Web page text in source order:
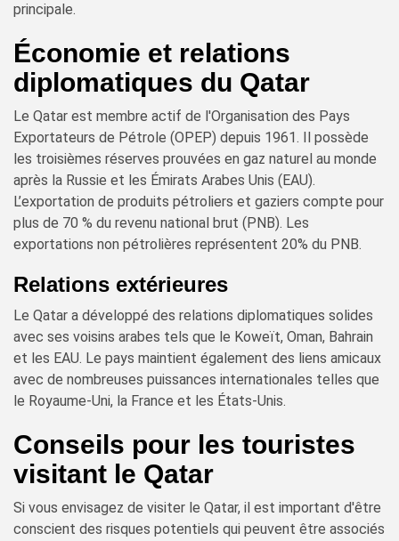
principale.
Économie et relations
diplomatiques du Qatar
Le Qatar est membre actif de l'Organisation des Pays
Exportateurs de Pétrole (OPEP) depuis 1961. Il possède
les troisièmes réserves prouvées en gaz naturel au monde
après la Russie et les Émirats Arabes Unis (EAU).
L’exportation de produits pétroliers et gaziers compte pour
plus de 70 % du revenu national brut (PNB). Les
exportations non pétrolières représentent 20% du PNB.
Relations extérieures
Le Qatar a développé des relations diplomatiques solides
avec ses voisins arabes tels que le Koweït, Oman, Bahrain
et les EAU. Le pays maintient également des liens amicaux
avec de nombreuses puissances internationales telles que
le Royaume-Uni, la France et les États-Unis.
Conseils pour les touristes
visitant le Qatar
Si vous envisagez de visiter le Qatar, il est important d'être
conscient des risques potentiels qui peuvent être associés